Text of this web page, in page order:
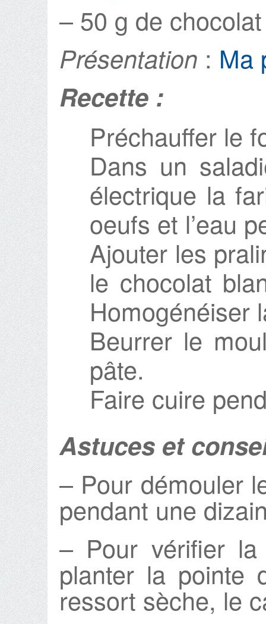
– 50 g de
Présentation : Ma
Recette :
Préchauffer le
Dans un
électrique la
oeufs et l’eau
Ajouter les
le chocolat
Homogénéiser
Beurrer le
pâte.
Faire cuire
Astuces et
– Pour démouler
pendant une
– Pour vérifier
planter la pointe
ressort sèche, le